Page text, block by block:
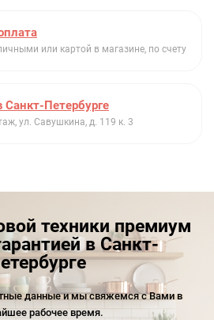
или картой в магазине, по счету
Петербурге
ул. Савушкина, д. 119 к. 3
техники премиум
в Санкт-
данные и мы свяжемся с Вами в
рабочее время.